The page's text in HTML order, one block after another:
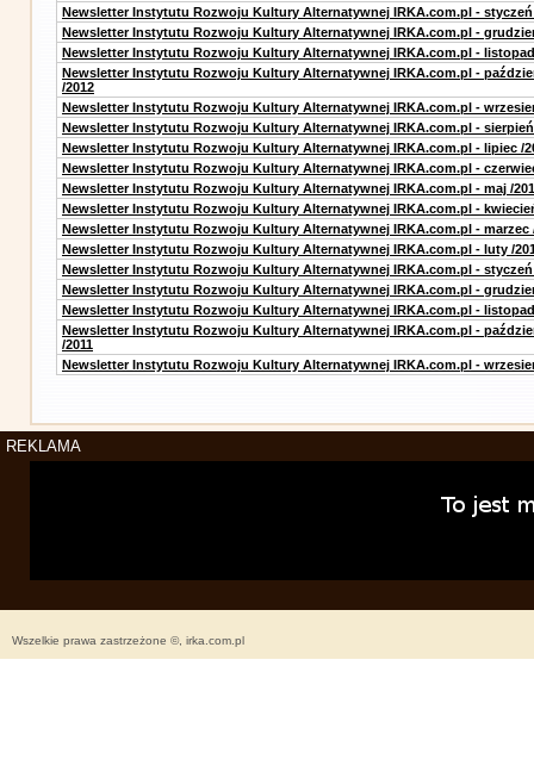
Newsletter Instytutu Rozwoju Kultury Alternatywnej IRKA.com.pl - styczeń
Newsletter Instytutu Rozwoju Kultury Alternatywnej IRKA.com.pl -
Newsletter Instytutu Rozwoju Kultury Alternatywnej IRKA.com.pl - listopad
Newsletter Instytutu Rozwoju Kultury Alternatywnej IRKA.com.pl -
/2012
Newsletter Instytutu Rozwoju Kultury Alternatywnej IRKA.com.pl -
Newsletter Instytutu Rozwoju Kultury Alternatywnej IRKA.com.pl - sierpień
Newsletter Instytutu Rozwoju Kultury Alternatywnej IRKA.com.pl - lipiec /
Newsletter Instytutu Rozwoju Kultury Alternatywnej IRKA.com.pl -
Newsletter Instytutu Rozwoju Kultury Alternatywnej IRKA.com.pl - maj /
Newsletter Instytutu Rozwoju Kultury Alternatywnej IRKA.com.pl -
Newsletter Instytutu Rozwoju Kultury Alternatywnej IRKA.com.pl - marzec
Newsletter Instytutu Rozwoju Kultury Alternatywnej IRKA.com.pl - luty /
Newsletter Instytutu Rozwoju Kultury Alternatywnej IRKA.com.pl - styczeń
Newsletter Instytutu Rozwoju Kultury Alternatywnej IRKA.com.pl -
Newsletter Instytutu Rozwoju Kultury Alternatywnej IRKA.com.pl - listopad
Newsletter Instytutu Rozwoju Kultury Alternatywnej IRKA.com.pl -
/2011
Newsletter Instytutu Rozwoju Kultury Alternatywnej IRKA.com.pl -
REKLAMA
Wszelkie prawa zastrzeżone ©, irka.com.pl